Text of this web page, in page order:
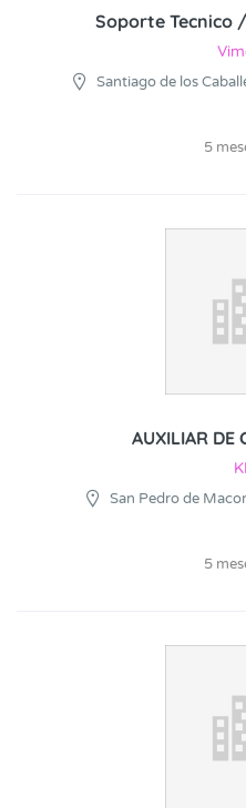
Soporte Tecnico
Santiago de los
5
AUXILIAR DE
San Pedro de
5